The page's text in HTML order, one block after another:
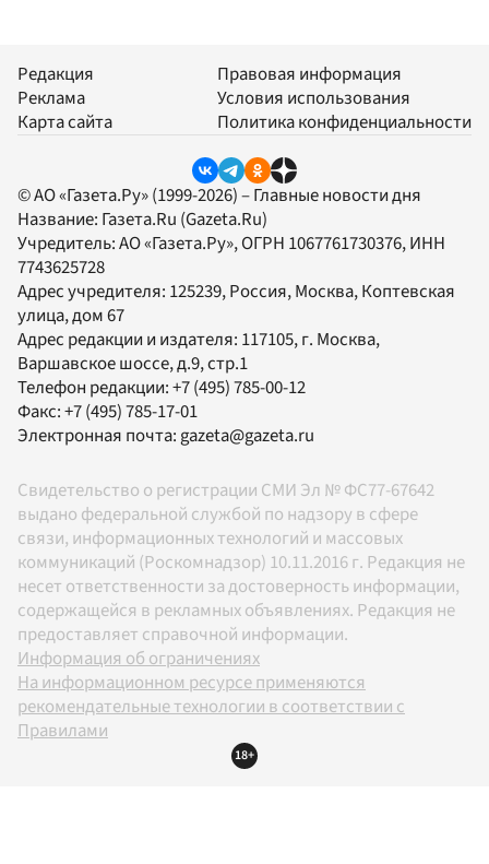
Редакция
Реклама
Карта сайта
Правовая информация
Условия использования
Политика конфиденциальности
© АО «Газета.Ру» (1999-2026) – Главные новости дня
Название: Газета.Ru (Gazeta.Ru)
Учредитель:АО «Газета.Ру», ОГРН 1067761730376, ИНН
7743625728
Адрес учредителя: 125239, Россия, Москва, Коптевская
улица, дом 67
Адрес редакции и издателя: 117105, г. Москва,
Варшавское шоссе, д.9, стр.1
Телефон редакции:+7 (495) 785-00-12
Факс:+7 (495) 785-17-01
Электронная почта: gazeta@gazeta.ru
Свидетельство о регистрации СМИ Эл № ФС77-67642
выдано федеральной службой по надзору в сфере
связи, информационных технологий и массовых
коммуникаций (Роскомнадзор) 10.11.2016 г. Редакция не
несет ответственности за достоверность информации,
содержащейся в рекламных объявлениях. Редакция не
предоставляет справочной информации.
Информация об ограничениях
На информационном ресурсе применяются
рекомендательные технологии в соответствии с
Правилами
18+